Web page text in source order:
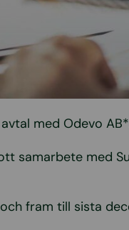
med Odevo
samarbete med
fram till sista